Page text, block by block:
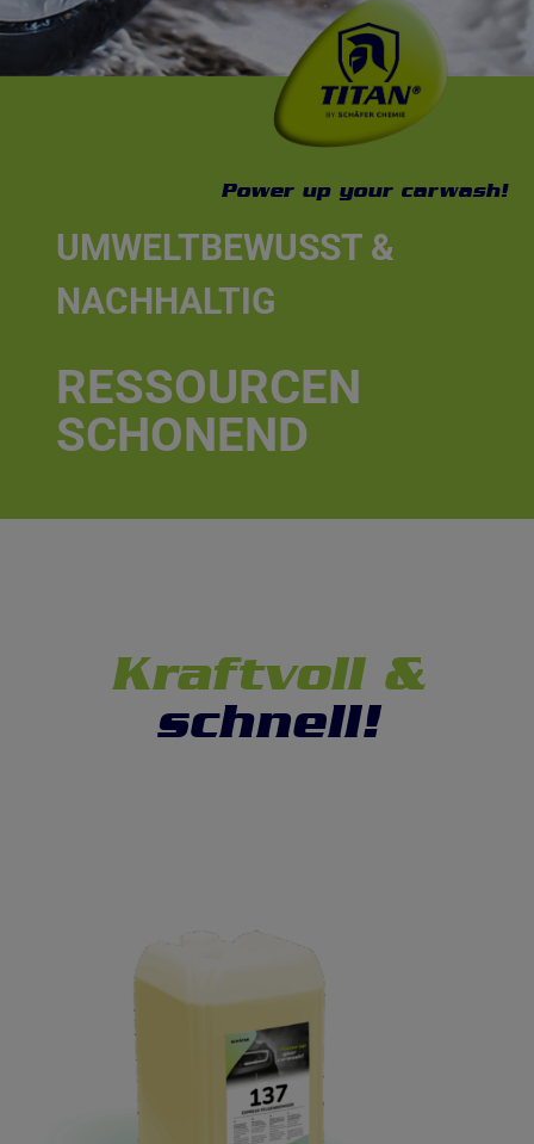
Kontakt
Power up your carwash!
UMWELTBEWUSST &
NACHHALTIG
RESSOURCEN
SCHONEND
Kraftvoll &
schnell!